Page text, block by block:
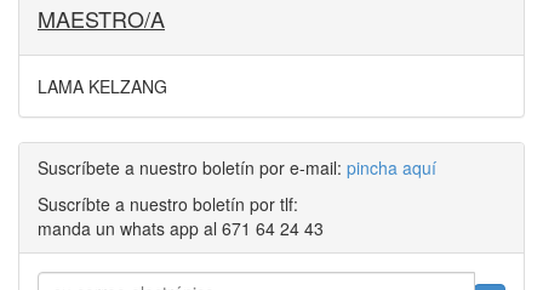
MAESTRO/A
LAMA KELZANG
Suscríbete a nuestro boletín por e-mail: pincha aquí
Suscríbte a nuestro boletín por tlf:
manda un whats app al 671 64 24 43